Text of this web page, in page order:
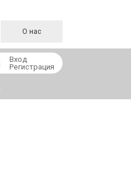
О нас
Вход
Регистрация